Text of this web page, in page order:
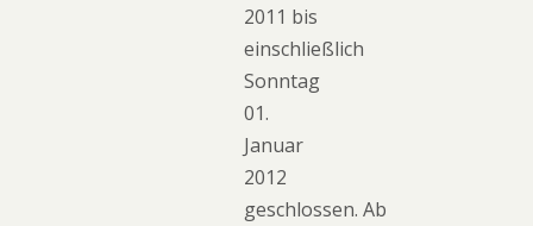
2011 bis
einschließlich
Sonntag
01.
Januar
2012
geschlossen. Ab